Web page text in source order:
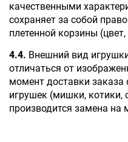
качественными
сохраняет за собой
плетенной корзины
4.4. Внешний вид
отличаться от
момент доставки заказа
игрушек (мишки, котики,
производится замена